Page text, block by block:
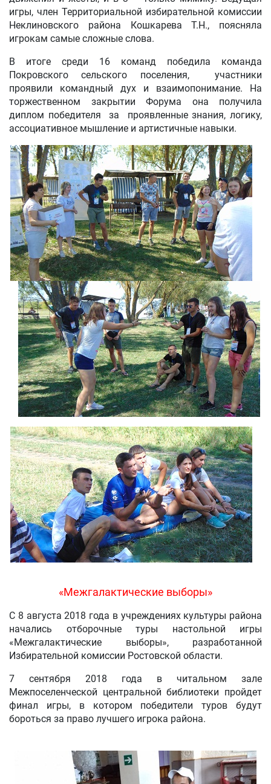
игры, член Территориальной избирательной комиссии
Неклиновского района Кошкарева Т.Н., поясняла
игрокам самые сложные слова.
В итоге среди 16 команд победила команда
Покровского сельского поселения, участники
проявили командный дух и взаимопонимание. На
торжественном закрытии Форума она получила
диплом победителя за проявленные знания, логику,
ассоциативное мышление и артистичные навыки.
«Межгалактические выборы»
С 8 августа 2018 года в учреждениях культуры района
начались отборочные туры настольной игры
«Межгалактические выборы», разработанной
Избирательной комиссии Ростовской области.
7 сентября 2018 года в читальном зале
Межпоселенческой центральной библиотеки пройдет
финал игры, в котором победители туров будут
бороться за право лучшего игрока района.